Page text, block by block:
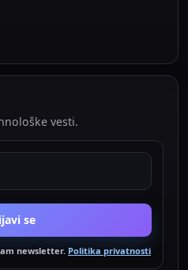
vesti.
se
newsletter. Politika privatnosti